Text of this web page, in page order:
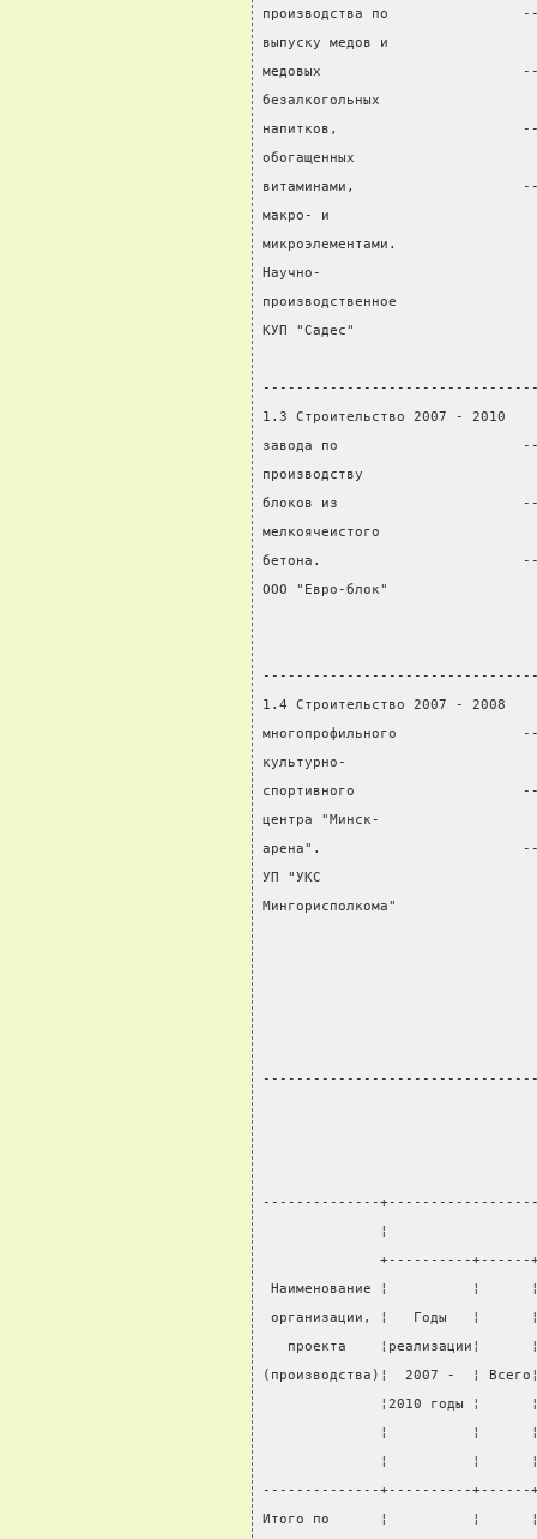
производства по
выпуску медов и
медовых
безалкогольных
напитков,
обогащенных
витаминами,
макро- и
микроэлементами.
Научно-
производственное
КУП "Садес"
1.3 Строительство 2007
завода по
производству
блоков из
мелкоячеистого
бетона.
ООО "Евро-блок"
1.4 Строительство 2007
многопрофильного
культурно-
спортивного
центра "Минск-
арена".
УП "УКС
Мингорисполкома"
--------------
¦
+----------
Наименование ¦          ¦
организации, ¦   Годы   ¦
проекта    ¦реализации¦
(производства)¦  2007 -  ¦
¦2010 годы ¦
¦          ¦
¦          ¦
--------------+----------+------
Итого по      ¦          ¦